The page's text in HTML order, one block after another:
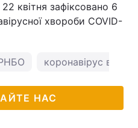
квітня зафіксовано 6
хвороби COVID-
коронавірус в
НАС